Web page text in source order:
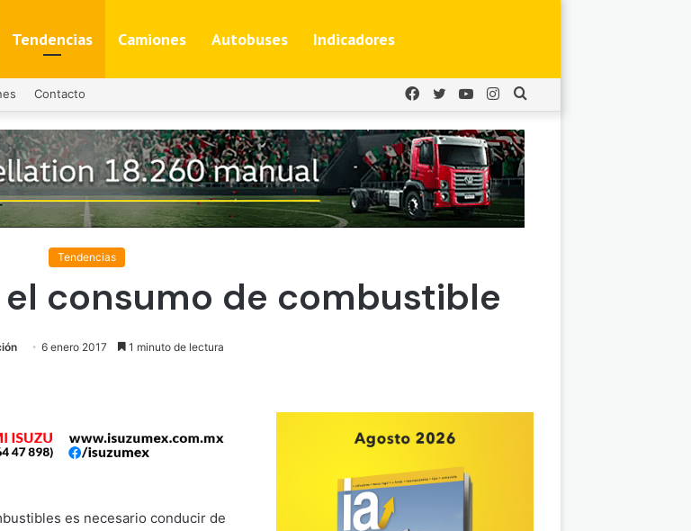
Tendencias Camiones Autobuses Indicadores
Contacto
Buscar
Instagram
YouTube
Twitter
Facebook
Tendencias
consumo de combustible
6 enero 2017 1 minuto de lectura
es necesario conducir de